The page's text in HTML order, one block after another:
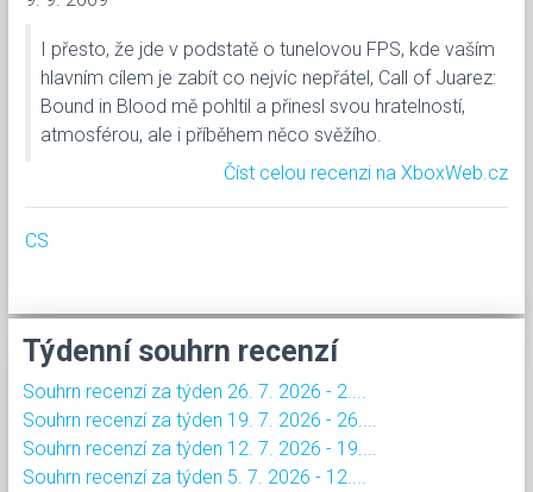
I přesto, že jde v podstatě o tunelovou FPS, kde vaším
hlavním cílem je zabít co nejvíc nepřátel, Call of Juarez:
Bound in Blood mě pohltil a přinesl svou hratelností,
atmosférou, ale i příběhem něco svěžího.
Číst celou recenzi na XboxWeb.cz
CS
Týdenní souhrn recenzí
Souhrn recenzí za týden 26. 7. 2026 - 2....
Souhrn recenzí za týden 19. 7. 2026 - 26....
Souhrn recenzí za týden 12. 7. 2026 - 19....
Souhrn recenzí za týden 5. 7. 2026 - 12....